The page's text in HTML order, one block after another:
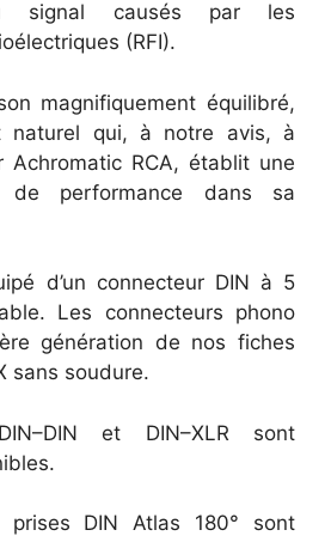
signal causés par les
(RFI).
magnifiquement équilibré,
naturel qui, à notre avis, à
Achromatic RCA, établit une
de performance dans sa
d’un connecteur DIN à 5
Les connecteurs phono
génération de nos fiches
sans soudure.
et DIN–XLR sont
prises DIN Atlas 180° sont